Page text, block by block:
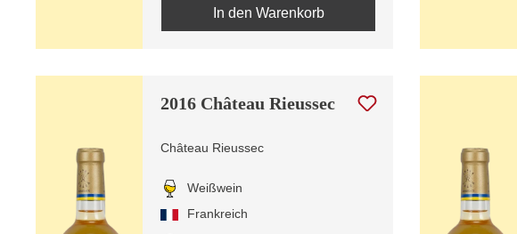
In den Warenkorb
2016 Château Rieussec
Château Rieussec
Weißwein
Frankreich